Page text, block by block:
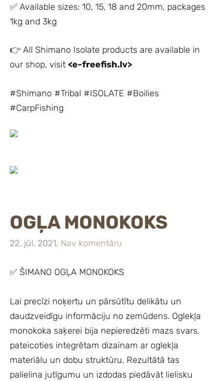
✅ Available sizes: 10, 15, 18 and 20mm, packages
1kg and 3kg
👉 All Shimano Isolate products are available in
our shop, visit <e-freefish.lv>
#Shimano #Tribal #ISOLATE #Boilies
#CarpFishing
OGĻA MONOKOKS
22. jūl. 2021, Nav komentāru
✅ ŠIMANO OGĻA MONOKOKS
Lai precīzi noķertu un pārsūtītu delikātu un
daudzveidīgu informāciju no zemūdens. Oglekļa
monokoka saķerei bija nepieredzēti mazs svars,
pateicoties integrētam dizainam ar oglekļa
materiālu un dobu struktūru. Rezultātā tas
palielina jutīgumu un izdodas piedāvāt lielisku